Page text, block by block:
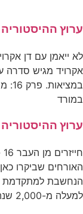
ערוץ ההיסטוריה 08-08-2026
אקרויד מגיש סדרה
במורד
ערוץ ההיסטוריה 07-08-2026
האורחים שביקרו
הנחשבת למתקדמת
למעלה מ-2,000 שנה. ממצאים חדשים